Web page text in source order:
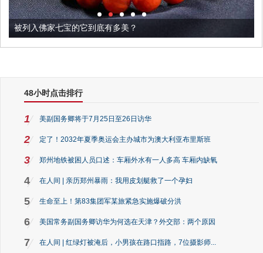
被列入佛家七宝的它到底有多美？
48小时点击排行
1 美副国务卿将于7月25日至26日访华
2 定了！2032年夏季奥运会主办城市为澳大利亚布里斯班
3 郑州地铁被困人员口述：车厢外水有一人多高 车厢内缺氧
4 在人间 | 亲历郑州暴雨：我用皮划艇救了一个孕妇
5 生命至上！第83集团军某旅紧急实施爆破分洪
6 美国常务副国务卿访华为何选在天津？外交部：两个原因
7 在人间 | 红绿灯被淹后，小男孩在路口指路，7位摄影师...